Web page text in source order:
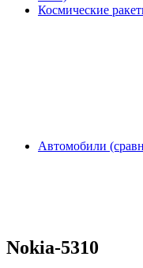
Космические
Автомобили
Nokia-5310